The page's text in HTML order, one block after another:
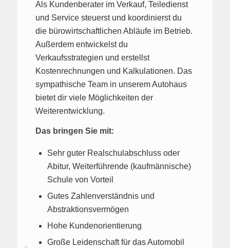
Als Kundenberater im Verkauf, Teiledienst
und Service steuerst und koordinierst du
die bürowirtschaftlichen Abläufe im Betrieb.
Außerdem entwickelst du
Verkaufsstrategien und erstellst
Kostenrechnungen und Kalkulationen. Das
sympathische Team in unserem Autohaus
bietet dir viele Möglichkeiten der
Weiterentwicklung.
Das bringen Sie mit:
Sehr guter Realschulabschluss oder
Abitur, Weiterführende (kaufmännische)
Schule von Vorteil
Gutes Zahlenverständnis und
Abstraktionsvermögen
Hohe Kundenorientierung
Große Leidenschaft für das Automobil